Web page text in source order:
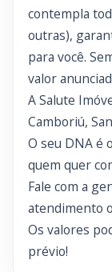
contempla
outras),
para você.
valor
A Salute
Camboriú,
O seu DNA é
quem quer
Fale com a
atendimento
Os valores
prévio!